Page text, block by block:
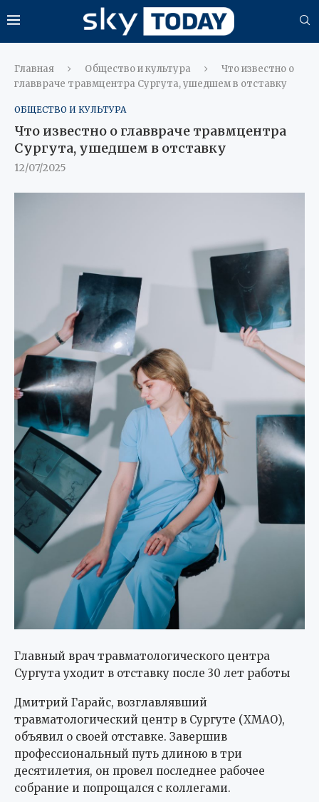
Главная Общество и культура
Что известно о
главвраче травмцентра Сургута, ушедшем в отставку
ОБЩЕСТВО И КУЛЬТУРА
Что известно о главвраче травмцентра
Сургута, ушедшем в отставку
12/07/2025
Главный врач травматологического центра
Сургута уходит в отставку после 30 лет работы
Дмитрий Гарайс, возглавлявший
травматологический центр в Сургуте (ХМАО),
объявил о своей отставке. Завершив
профессиональный путь длиною в три
десятилетия, он провел последнее рабочее
собрание и попрощался с коллегами.